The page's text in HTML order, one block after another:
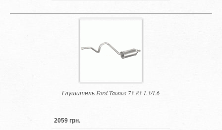
Глушитель Ford Taunus 73-83 1.3/1.6
2059 грн.